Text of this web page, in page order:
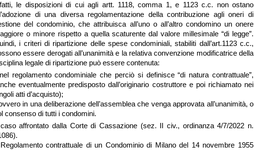
le disposizioni di cui agli artt. 1118, comma 1, e 1123 c.c. non ostano
di una diversa regolamentazione della contribuzione agli oneri di
del condominio, che attribuisca all’uno o all’altro condomino un onere
o minore rispetto a quella scaturente dal valore millesimale “di legge”.
i criteri di ripartizione delle spese condominiali, stabiliti dall’art.1123 c.c.,
essere derogati all’unanimità e la relativa convenzione modificatrice della
legale di ripartizione può essere contenuta:
regolamento condominiale che perciò si definisce “di natura contrattuale”,
eventualmente predisposto dall’originario costruttore e poi richiamato nei
atti d’acquisto);
in una deliberazione dell’assemblea che venga approvata all’unanimità, o
consenso di tutti i condomini.
affrontato dalla Corte di Cassazione (sez. II civ., ordinanza 4/7/2022 n.
contrattuale di un Condominio di Milano del 14 novembre 1955